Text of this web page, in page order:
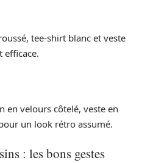
tee-shirt blanc et veste
efficace.
en velours côtelé, veste en
un look rétro assumé.
: les bons gestes